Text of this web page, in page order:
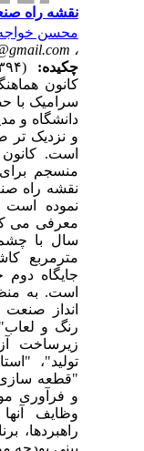
نقشه راه
محسن خواجه
چکیده:
کانون
سرامیک با
دانشگاه و
و نزدیک
است. کانون
منسجم برای
نقشه راه
نموده است
معرفی می
جایگاه دوم
است. به
انداز صنعت
رنگ و
زیرساخت
تولید"،
"قطعه سازی
و فرآوری
وظایف
راهبردها،